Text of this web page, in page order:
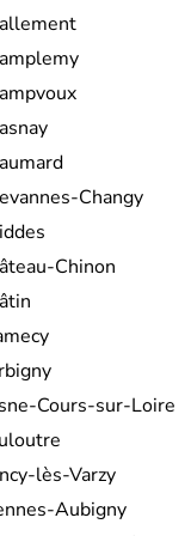
Changy
Chinon
Cours-sur-Loire
lès-Varzy
Aubigny